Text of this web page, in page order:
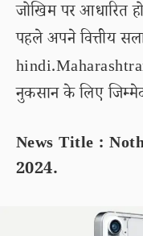
जोखिम पर आधारित
पहले अपने वित्तीय
नुकसान के लिए
News Title :
2024.